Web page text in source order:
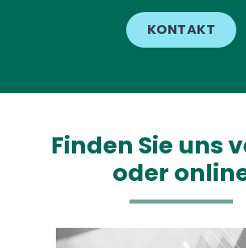
KONTAKT
Finden Sie uns
oder